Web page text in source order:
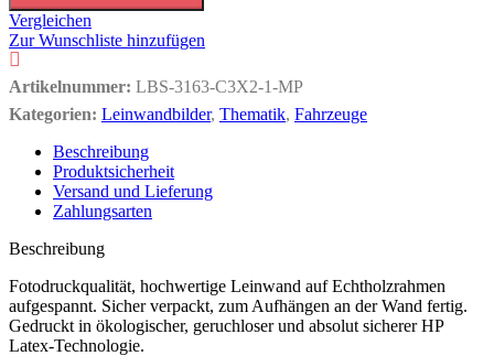
Vergleichen
Zur Wunschliste hinzufügen
Artikelnummer: LBS-3163-C3X2-1-MP
Kategorien: Leinwandbilder, Thematik, Fahrzeuge
Beschreibung
Produktsicherheit
Versand und Lieferung
Zahlungsarten
Beschreibung
Fotodruckqualität, hochwertige Leinwand auf Echtholzrahmen
aufgespannt. Sicher verpackt, zum Aufhängen an der Wand fertig.
Gedruckt in ökologischer, geruchloser und absolut sicherer HP
Latex-Technologie.